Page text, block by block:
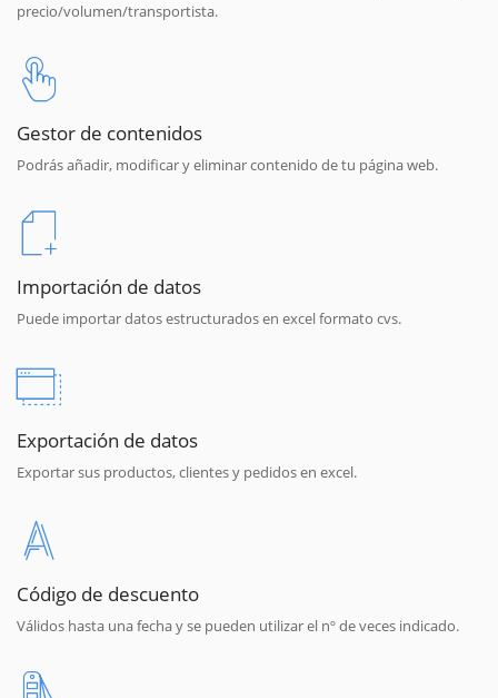
precio/volumen/transportista.
Gestor de contenidos
Podrás añadir, modificar y eliminar contenido de tu página web.
Importación de datos
Puede importar datos estructurados en excel formato cvs.
Exportación de datos
Exportar sus productos, clientes y pedidos en excel.
Código de descuento
Válidos hasta una fecha y se pueden utilizar el nº de veces indicado.